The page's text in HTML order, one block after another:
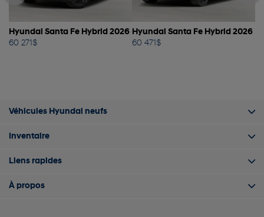
Hyundai Santa Fe Hybrid 2026
60 271 $
Hyundai Santa Fe Hybrid 2026
60 471 $
Véhicules Hyundai neufs
Inventaire
Liens rapides
À propos